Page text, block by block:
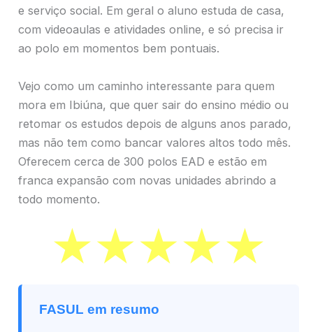
e serviço social. Em geral o aluno estuda de casa,
com videoaulas e atividades online, e só precisa ir
ao polo em momentos bem pontuais.
Vejo como um caminho interessante para quem
mora em Ibiúna, que quer sair do ensino médio ou
retomar os estudos depois de alguns anos parado,
mas não tem como bancar valores altos todo mês.
Oferecem cerca de 300 polos EAD e estão em
franca expansão com novas unidades abrindo a
todo momento.
FASUL em resumo